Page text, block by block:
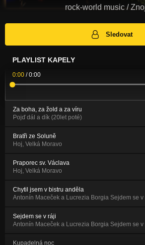
rock-world music /
Sledovat
PLAYLIST KAPELY
0:00 /0:00
Za boha, za žold a za víru
Pojď dál a dík (20let poté)
Bratři ze Soluně
Hoj, Velká Moravo
Praporec sv. Václava
Hoj, Velká Moravo
Chytil jsem v bistru anděla
Antonín Maceček a Lucrezia Borgia Sejdem se v
Sejdem se v ráji
Antonín Maceček a Lucrezia Borgia Sejdem se v
Kupadelná noc